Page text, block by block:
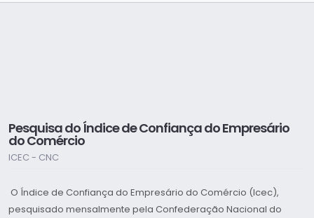
Pesquisa do Índice de Confiança do Empresário
do Comércio
ICEC - CNC
O Índice de Confiança do Empresário do Comércio (Icec),
pesquisado mensalmente pela Confederação Nacional do